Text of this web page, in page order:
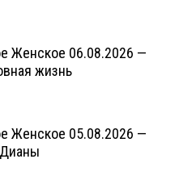
Женское 06.08.2026 —
жизнь
Женское 05.08.2026 —